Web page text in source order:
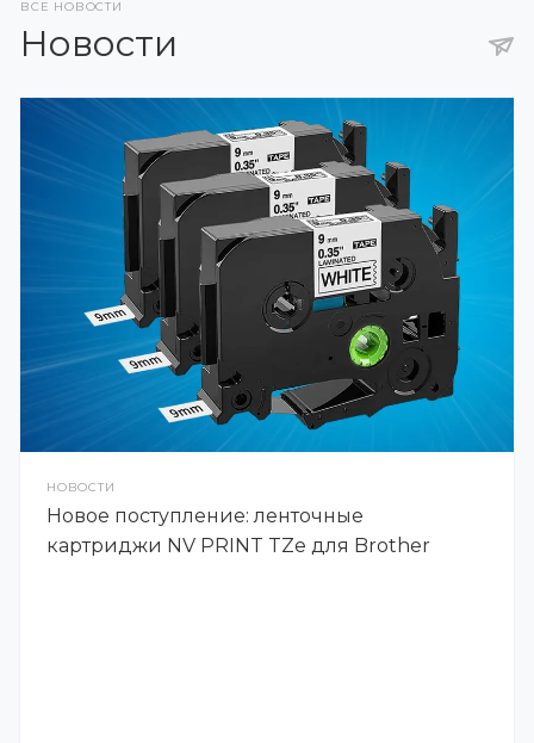
ВСЕ НОВОСТИ
Новости
НОВОСТИ
Новое поступление: ленточные
картриджи NV PRINT TZe для Brother